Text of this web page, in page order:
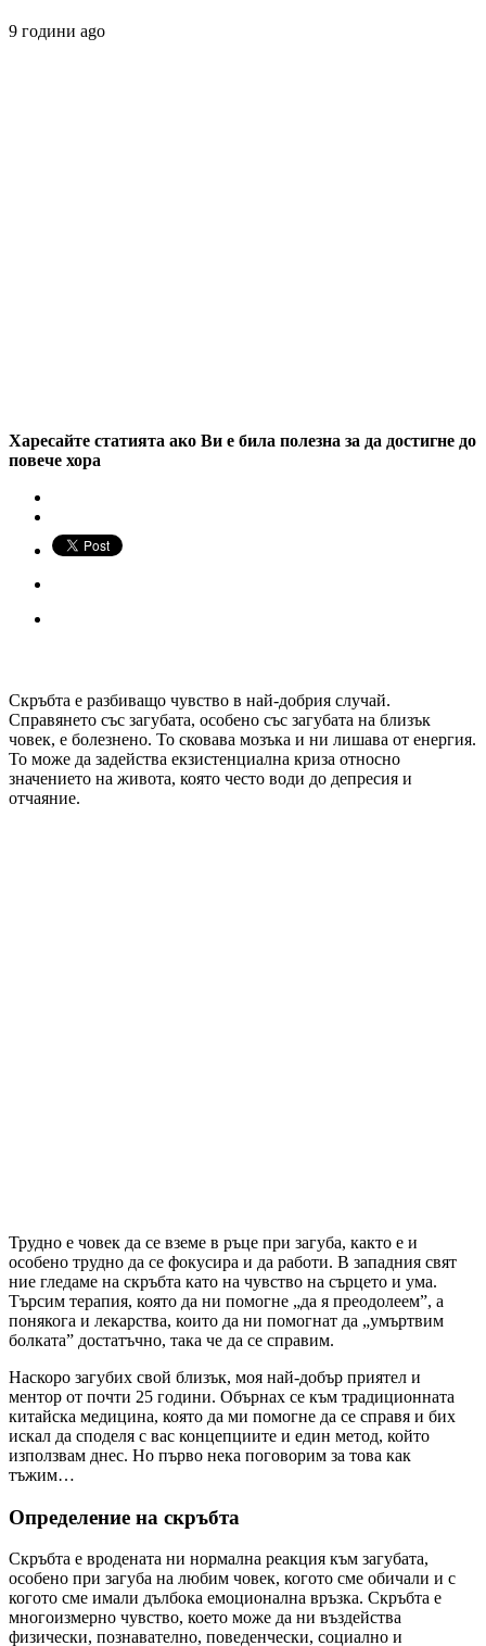
9 години ago
Харесайте статията ако Ви е била полезна за да достигне до
повече хора
Скръбта е разбиващо чувство в най-добрия случай.
Справянето със загубата, особено със загубата на близък
човек, е болезнено. То сковава мозъка и ни лишава от енергия.
То може да задейства екзистенциална криза относно
значението на живота, която често води до депресия и
отчаяние.
Трудно е човек да се вземе в ръце при загуба, както е и
особено трудно да се фокусира и да работи. В западния свят
ние гледаме на скръбта като на чувство на сърцето и ума.
Търсим терапия, която да ни помогне „да я преодолеем”, а
понякога и лекарства, които да ни помогнат да „умъртвим
болката” достатъчно, така че да се справим.
Наскоро загубих свой близък, моя най-добър приятел и
ментор от почти 25 години. Обърнах се към традиционната
китайска медицина, която да ми помогне да се справя и бих
искал да споделя с вас концепциите и един метод, който
използвам днес. Но първо нека поговорим за това как
тъжим…
Определение на скръбта
Скръбта е вродената ни нормална реакция към загубата,
особено при загуба на любим човек, когото сме обичали и с
когото сме имали дълбока емоционална връзка. Скръбта е
многоизмерно чувство, което може да ни въздейства
физически, познавателно, поведенчески, социално и